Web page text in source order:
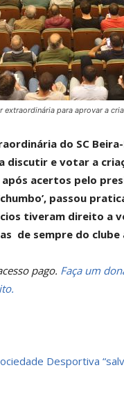
extraordinária para aprovar a
do SC
discutir e votar a
acertos pelo
passou
tiveram direito a
de sempre do clube
pago. Faça um
Desportiva